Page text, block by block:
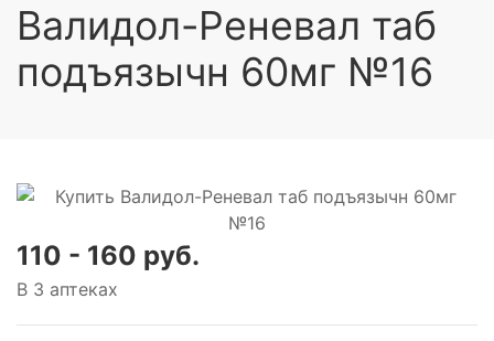
Валидол-Реневал таб
подъязычн 60мг №16
110 - 160 руб.
В 3 аптеках